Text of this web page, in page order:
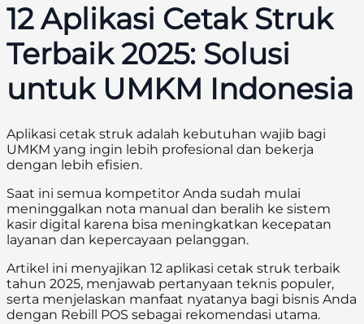
12 Aplikasi Cetak Struk
Terbaik 2025: Solusi
untuk UMKM Indonesia
Aplikasi cetak struk adalah kebutuhan wajib bagi
UMKM yang ingin lebih profesional dan bekerja
dengan lebih efisien.
Saat ini semua kompetitor Anda sudah mulai
meninggalkan nota manual dan beralih ke sistem
kasir digital karena bisa meningkatkan kecepatan
layanan dan kepercayaan pelanggan.
Artikel ini menyajikan 12 aplikasi cetak struk terbaik
tahun 2025, menjawab pertanyaan teknis populer,
serta menjelaskan manfaat nyatanya bagi bisnis Anda
dengan Rebill POS sebagai rekomendasi utama.